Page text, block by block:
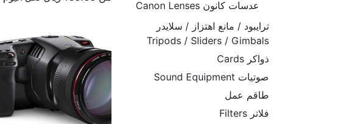
عدسات كانون Canon Lenses
ترايبود / مانع اهتزاز / سلايدر
Tripods / Sliders / Gimbals
ذواكر Cards
صوتيات Sound Equipment
طاقم عمل
فلاتر Filters